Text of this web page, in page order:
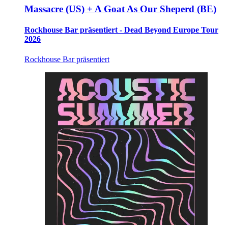
Massacre (US) + A Goat As Our Sheperd (BE)
Rockhouse Bar präsentiert - Dead Beyond Europe Tour
2026
Rockhouse Bar präsentiert